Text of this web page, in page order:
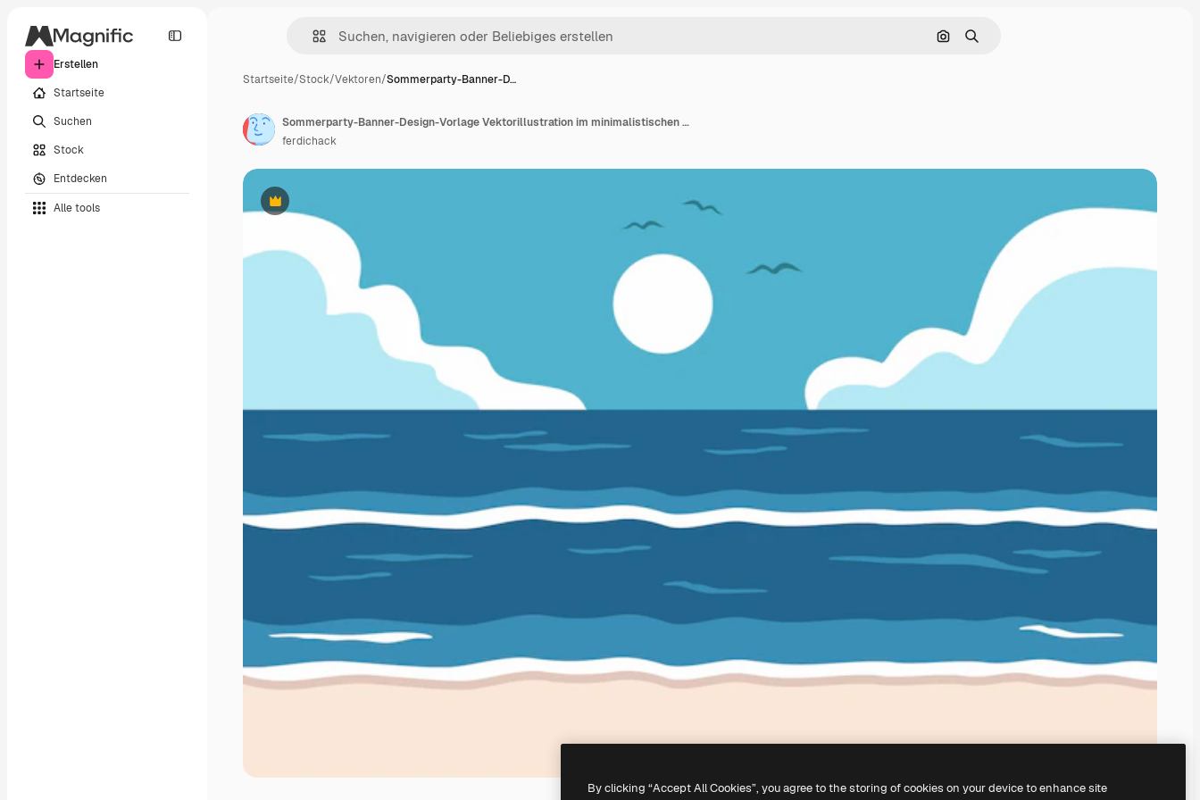
Erstellen
Startseite
Suchen
Stock
Entdecken
Alle tools
Nach Bild suchen
Suchen
Startseite/Stock/Vektoren/Sommerparty-Banner-D…
Premium
Sommerparty-Banner-Design-Vorlage Vektorillustration im minimalistischen Stil
ferdichack
By clicking “Accept All Cookies”, you agree to the storing of cookies on your device to enhance site